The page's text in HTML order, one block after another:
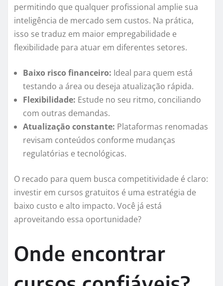
permitindo que qualquer profissional amplie sua
inteligência de mercado sem custos. Na prática,
isso se traduz em maior empregabilidade e
flexibilidade para atuar em diferentes setores.
Baixo risco financeiro: Ideal para quem está
testando a área ou deseja atualização rápida.
Flexibilidade: Estude no seu ritmo, conciliando
com outras demandas.
Atualização constante: Plataformas renomadas
revisam conteúdos conforme mudanças
regulatórias e tecnológicas.
O recado para quem busca competitividade é claro:
investir em cursos gratuitos é uma estratégia de
baixo custo e alto impacto. Você já está
aproveitando essa oportunidade?
Onde encontrar